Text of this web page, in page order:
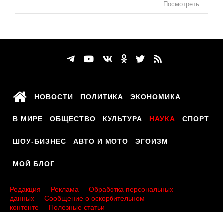
Посмотреть
НОВОСТИ ПОЛИТИКА ЭКОНОМИКА
В МИРЕ ОБЩЕСТВО КУЛЬТУРА НАУКА СПОРТ
ШОУ-БИЗНЕС АВТО И МОТО ЭГОИЗМ
МОЙ БЛОГ
Редакция Реклама
Обработка персональных
данных
Сообщение о оскорбительном
контенте
Полезные статьи